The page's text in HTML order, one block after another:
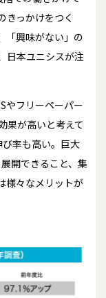
きっかけをつく
「興味がない」の
日本ユニシスが注
やフリーペーパー
果が高いと考えて
率も高い。巨大
開できること、集
様々なメリットが